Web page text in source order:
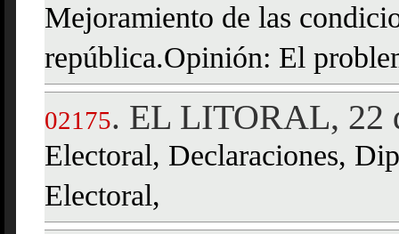
Mejoramiento de las
república.Opinión: El
02175. EL LITORAL, 22
Electoral, Declaraciones,
Electoral,